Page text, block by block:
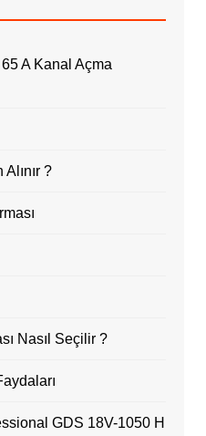
A Kanal Açma
?
Nasıl Seçilir ?
GDS 18V-1050 H